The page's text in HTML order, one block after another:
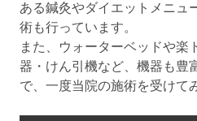
ある鍼灸やダイエットメニュ
術も行っています。
また、ウォーターベッドや楽
器・けん引機など、機器も豊
で、一度当院の施術を受けて